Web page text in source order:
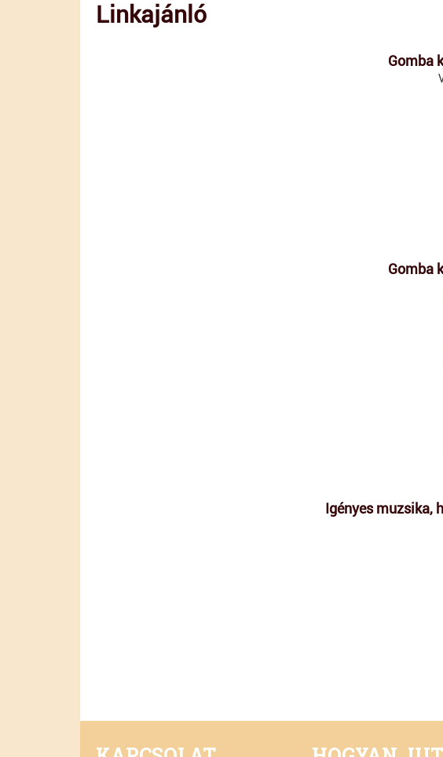
Linkajánló
Gomba
Gomba
Igényes muzsika,